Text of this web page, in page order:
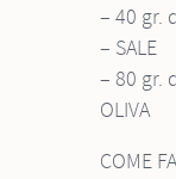
– 40 gr.
– SALE
– 80 gr.
OLIVA
COME